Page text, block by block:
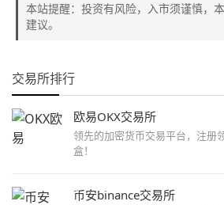
本站提醒：投资有风险，入市须谨慎，
建议。
交易所排行
欧易OKX交易所
领先的加密货币交易平台，注册
盒！
币安binance交易所